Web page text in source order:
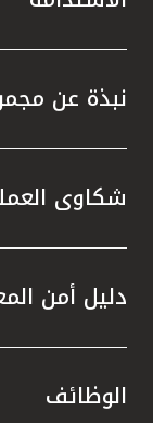
نبذة عن
شكاوى
دليل أمن
الوظائف